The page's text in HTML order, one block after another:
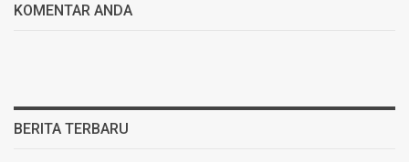
KOMENTAR ANDA
BERITA TERBARU